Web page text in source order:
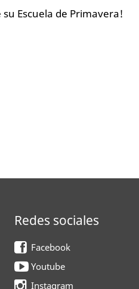
Escuela de Primavera!
Redes sociales
Facebook
Youtube
Instagram